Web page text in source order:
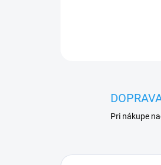
Pri nákupe